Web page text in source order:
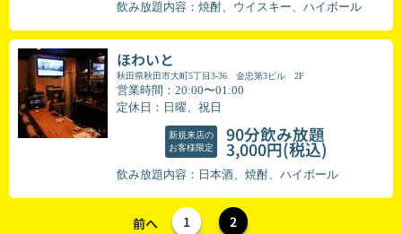
飲み放題内容：焼酎、ウイスキー、ハイボール
ほわいと
秋田県秋田市大町5丁目3-36 金忠第3ビル 2F
営業時間：20:00〜01:00
定休日：日曜、祝日
新規来店の
お客様限定
90分飲み放題
3,000円(税込)
飲み放題内容：日本酒、焼酎、ハイボール
前へ 1 2